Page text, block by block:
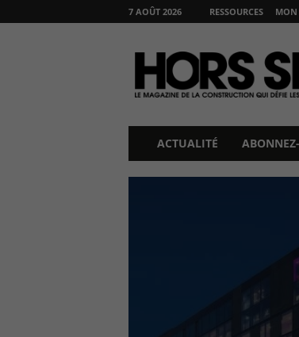
7 AOÛT 2026 RESSOURCES MON
O
ACTUALITÉ